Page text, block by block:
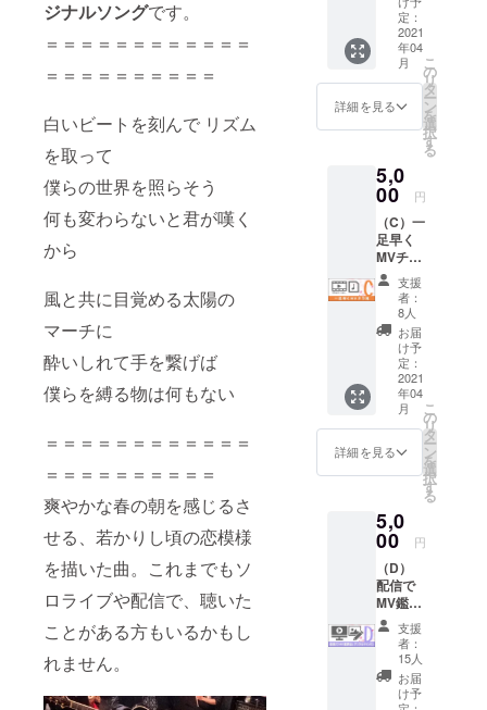
ジナルソングです。
＝＝＝＝＝＝＝＝＝＝＝＝
＝＝＝＝＝＝＝＝＝＝
白いビートを刻んで リズム
を取って
僕らの世界を照らそう
何も変わらないと君が嘆く
から
風と共に目覚める太陽の
マーチに
酔いしれて手を繋げば
僕らを縛る物は何もない
＝＝＝＝＝＝＝＝＝＝＝＝
＝＝＝＝＝＝＝＝＝＝
爽やかな春の朝を感じるさ
せる、若かりし頃の恋模様
を描いた曲。これまでもソ
ロライブや配信で、聴いた
ことがある方もいるかもし
れません。
めっ
ちゃ
「あり
がと
う！」
を伝え
ショッ
ト画像
10種類 -
-- MV撮
影日
に、撮
るオフ
ショッ
画像を
厳選し
て10枚
ご提供
しま
す。桜
の下で
佇む爽
やかな
（多
分、、
、笑）
僕の姿
を見ら
れるか
も。
定：
2021
年04
月
詳細を見る
こ
の
リ
タ
ー
ン
を
選
択
す
る
5,0
00 円
（C）一
足早く
MVチラ
見コー
ス
▼「春
ヒ桜」
音源
データ
▼「春
ヒ桜」
Short
ver.映像
データ -
-- 公開
をフラ
イング
で、
Short
ver.とい
う形で
1half
データ
をご提
供。鑑
賞会前
支援
者：
8人
お届
け予
定：
2021
年04
月
詳細を見る
こ
の
リ
タ
ー
ン
を
選
択
す
る
5,0
00 円
（D）
配信で
MV鑑賞
会(デジ
タルサ
イン付)
コース
▼「春
支援
者：
15人
お届
け予